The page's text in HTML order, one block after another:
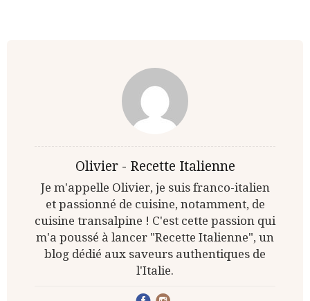
Olivier - Recette Italienne
Je m'appelle Olivier, je suis franco-italien
et passionné de cuisine, notamment, de
cuisine transalpine ! C'est cette passion qui
m'a poussé à lancer "Recette Italienne", un
blog dédié aux saveurs authentiques de
l'Italie.